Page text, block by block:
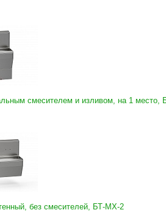
смесителем и изливом, на 1 место,
без смесителей, БТ-МХ-2